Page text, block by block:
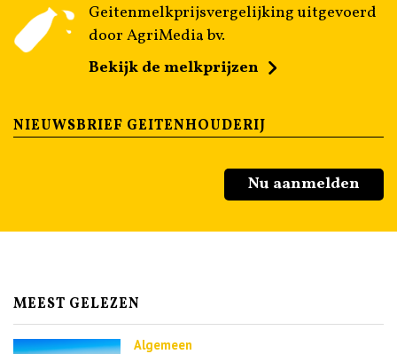
Geitenmelkprijsvergelijking uitgevoerd
door AgriMedia bv.
Bekijk de melkprijzen
NIEUWSBRIEF GEITENHOUDERIJ
Nu aanmelden
MEEST GELEZEN
Algemeen